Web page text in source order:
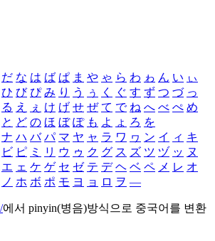
だ な は ば ぱ ま や ゃ ら わ ゎ ん い ぃ
ひ び ぴ み り う ぅ く ぐ す ず つ づ っ
る え ぇ け げ せ ぜ て で ね へ べ ぺ め
と ど の ほ ぼ ぽ も よ ょ ろ を
ナ ハ バ パ マ ヤ ャ ラ ワ ヮ ン イ ィ キ
ビ ピ ミ リ ウ ゥ ク グ ス ズ ツ ヅ ッ ヌ
エ ェ ケ ゲ セ ゼ テ デ ヘ ベ ペ メ レ オ
ノ ホ ボ ポ モ ヨ ョ ロ ヲ ―
에서 pinyin(병음)방식으로 중국어를 변환